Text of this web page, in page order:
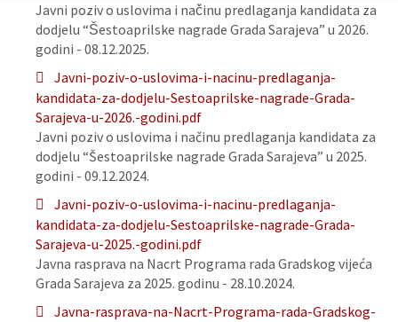
Javni poziv o uslovima i načinu predlaganja kandidata za
dodjelu “Šestoaprilske nagrade Grada Sarajeva” u 2026.
godini - 08.12.2025.
Javni-poziv-o-uslovima-i-nacinu-predlaganja-
kandidata-za-dodjelu-Sestoaprilske-nagrade-Grada-
Sarajeva-u-2026.-godini.pdf
Javni poziv o uslovima i načinu predlaganja kandidata za
dodjelu “Šestoaprilske nagrade Grada Sarajeva” u 2025.
godini - 09.12.2024.
Javni-poziv-o-uslovima-i-nacinu-predlaganja-
kandidata-za-dodjelu-Sestoaprilske-nagrade-Grada-
Sarajeva-u-2025.-godini.pdf
Javna rasprava na Nacrt Programa rada Gradskog vijeća
Grada Sarajeva za 2025. godinu - 28.10.2024.
Javna-rasprava-na-Nacrt-Programa-rada-Gradskog-